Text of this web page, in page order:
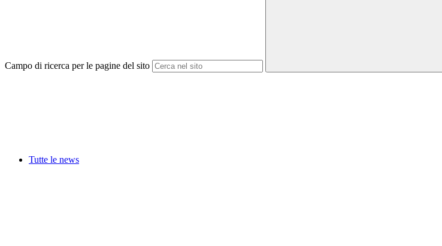
Campo di ricerca per le pagine del sito
Tutte le news